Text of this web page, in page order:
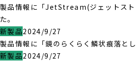
製品情報に「JetStream(ジェットスト
た。
新製品2024/9/27
製品情報に「鏡のらくらく鱗状痕落と
新製品2024/9/27